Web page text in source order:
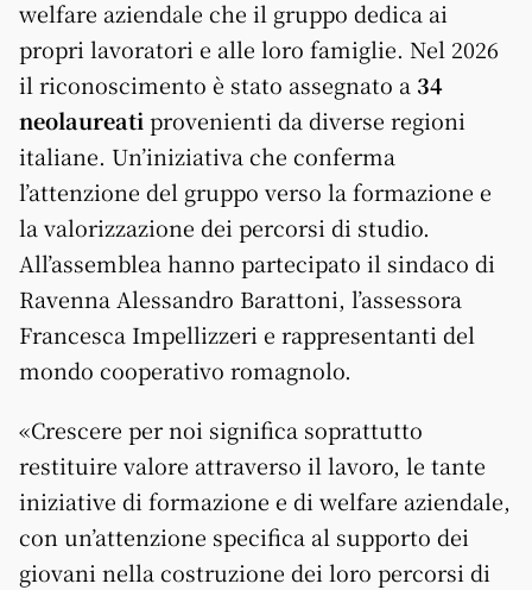
welfare aziendale che il gruppo dedica ai
propri lavoratori e alle loro famiglie. Nel 2026
il riconoscimento è stato assegnato a 34
neolaureati provenienti da diverse regioni
italiane. Un’iniziativa che conferma
l’attenzione del gruppo verso la formazione e
la valorizzazione dei percorsi di studio.
All’assemblea hanno partecipato il sindaco di
Ravenna Alessandro Barattoni, l’assessora
Francesca Impellizzeri e rappresentanti del
mondo cooperativo romagnolo.
«Crescere per noi significa soprattutto
restituire valore attraverso il lavoro, le tante
iniziative di formazione e di welfare aziendale,
con un’attenzione specifica al supporto dei
giovani nella costruzione dei loro percorsi di